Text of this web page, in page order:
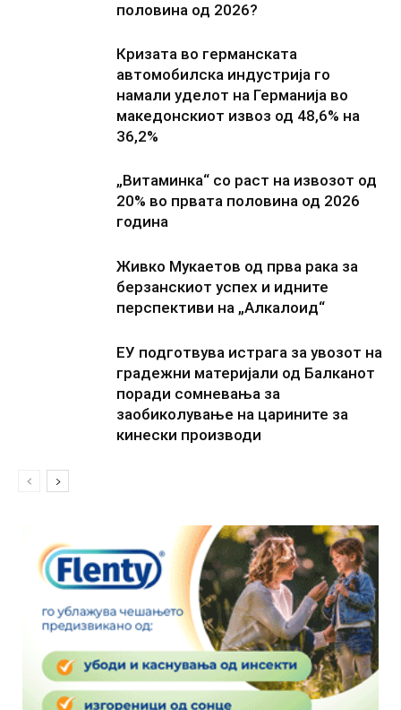
половина од 2026?
Кризата во германската
автомобилска индустрија го
намали уделот на Германија во
македонскиот извоз од 48,6% на
36,2%
„Витаминка“ со раст на извозот од
20% во првата половина од 2026
година
Живко Мукаетов од прва рака за
берзанскиот успех и идните
перспективи на „Алкалоид“
ЕУ подготвува истрага за увозот на
градежни материјали од Балканот
поради сомневања за
заобиколување на царините за
кинески производи